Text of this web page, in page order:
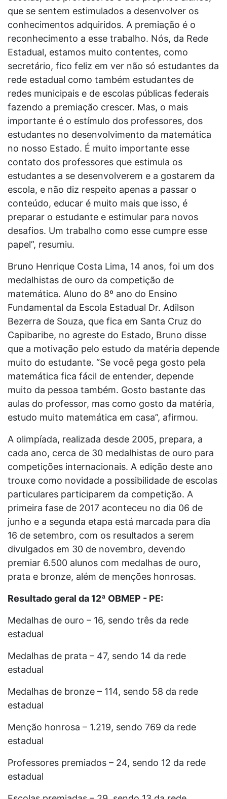
que se sentem estimulados a desenvolver os
conhecimentos adquiridos. A premiação é o
reconhecimento a esse trabalho. Nós, da Rede
Estadual, estamos muito contentes, como
secretário, fico feliz em ver não só estudantes da
rede estadual como também estudantes de
redes municipais e de escolas públicas federais
fazendo a premiação crescer. Mas, o mais
importante é o estímulo dos professores, dos
estudantes no desenvolvimento da matemática
no nosso Estado. É muito importante esse
contato dos professores que estimula os
estudantes a se desenvolverem e a gostarem da
escola, e não diz respeito apenas a passar o
conteúdo, educar é muito mais que isso, é
preparar o estudante e estimular para novos
desafios. Um trabalho como esse cumpre esse
papel”, resumiu.
Bruno Henrique Costa Lima, 14 anos, foi um dos
medalhistas de ouro da competição de
matemática. Aluno do 8º ano do Ensino
Fundamental da Escola Estadual Dr. Adilson
Bezerra de Souza, que fica em Santa Cruz do
Capibaribe, no agreste do Estado, Bruno disse
que a motivação pelo estudo da matéria depende
muito do estudante. “Se você pega gosto pela
matemática fica fácil de entender, depende
muito da pessoa também. Gosto bastante das
aulas do professor, mas como gosto da matéria,
estudo muito matemática em casa”, afirmou.
A olimpíada, realizada desde 2005, prepara, a
cada ano, cerca de 30 medalhistas de ouro para
competições internacionais. A edição deste ano
trouxe como novidade a possibilidade de escolas
particulares participarem da competição. A
primeira fase de 2017 aconteceu no dia 06 de
junho e a segunda etapa está marcada para dia
16 de setembro, com os resultados a serem
divulgados em 30 de novembro, devendo
premiar 6.500 alunos com medalhas de ouro,
prata e bronze, além de menções honrosas.
Resultado geral da 12ª OBMEP - PE:
Medalhas de ouro – 16, sendo três da rede
estadual
Medalhas de prata – 47, sendo 14 da rede
estadual
Medalhas de bronze – 114, sendo 58 da rede
estadual
Menção honrosa – 1.219, sendo 769 da rede
estadual
Professores premiados – 24, sendo 12 da rede
estadual